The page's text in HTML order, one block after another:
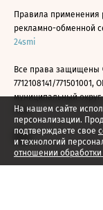
На нашем сайте
персонализации.
подтверждаете свое
и технологий
отношении
Правила применения
рекламно-обменной
24smi
Все права
7712108141/771501001,
муниципальный округ
2026